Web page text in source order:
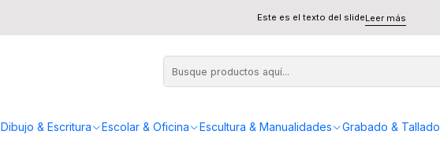
Dibujo & Escritura Escolar & Oficina Escultura & Manualidades Grabado & Tallado
Este es el texto del slideLeer más